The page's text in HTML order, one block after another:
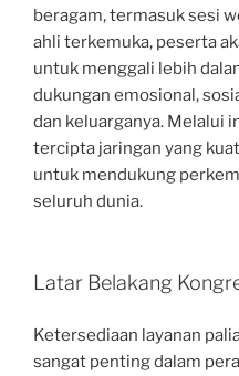
beragam, termasuk sesi
ahli terkemuka, peserta
untuk menggali lebih
dukungan emosional,
dan keluarganya. Melalui
tercipta jaringan yang
untuk mendukung
seluruh dunia.
Latar Belakang
Ketersediaan layanan
sangat penting dalam